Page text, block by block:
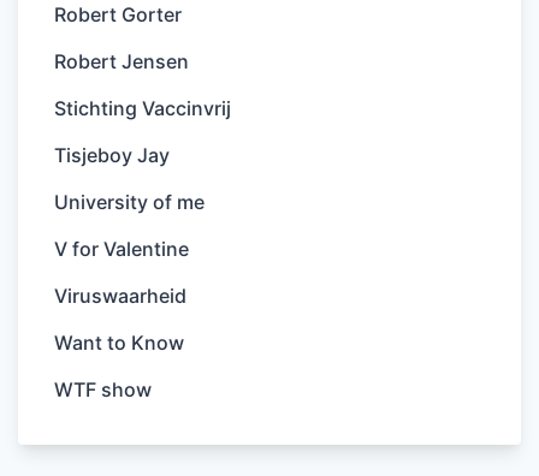
Robert Gorter
Robert Jensen
Stichting Vaccinvrij
Tisjeboy Jay
University of me
V for Valentine
Viruswaarheid
Want to Know
WTF show